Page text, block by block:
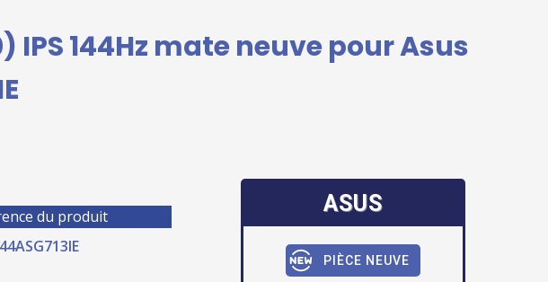
IPS 144Hz mate neuve pour Asus
du produit
ASUS
PIÈCE NEUVE